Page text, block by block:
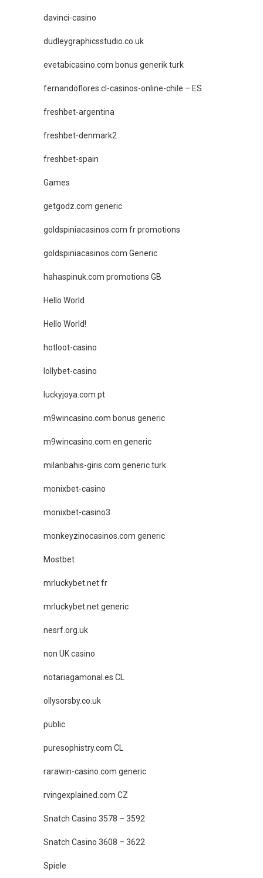
davinci-casino
dudleygraphicsstudio.co.uk
evetabicasino.com bonus generik turk
fernandoflores.cl-casinos-online-chile – ES
freshbet-argentina
freshbet-denmark2
freshbet-spain
Games
getgodz.com generic
goldspiniacasinos.com fr promotions
goldspiniacasinos.com Generic
hahaspinuk.com promotions GB
Hello World
Hello World!
hotloot-casino
lollybet-casino
luckyjoya.com pt
m9wincasino.com bonus generic
m9wincasino.com en generic
milanbahis-giris.com generic turk
monixbet-casino
monixbet-casino3
monkeyzinocasinos.com generic
Mostbet
mrluckybet.net fr
mrluckybet.net generic
nesrf.org.uk
non UK casino
notariagamonal.es CL
ollysorsby.co.uk
public
puresophistry.com CL
rarawin-casino.com generic
rvingexplained.com CZ
Snatch Casino 3578 – 3592
Snatch Casino 3608 – 3622
Spiele